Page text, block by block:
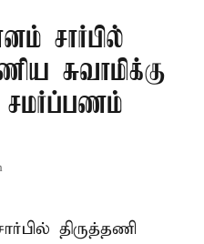
சார்பில்
சுவாமிக்கு
சமர்ப்பணம்
திருத்தணி